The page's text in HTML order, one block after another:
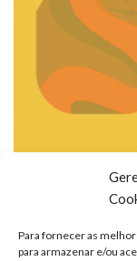
Para fornecer as
para armazenar e/ou